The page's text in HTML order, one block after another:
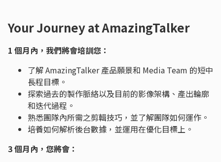
Your Journey at AmazingTalker
1 個月內，我們將會培訓您：
了解 AmazingTalker 產品願景和 Media Team 的短中
長程目標。
探索過去的製作脈絡以及目前的影像架構、產出輪廓
和迭代過程。
熟悉團隊內所需之剪輯技巧，並了解團隊如何運作。
培養如何解析後台數據，並運用在優化目標上。
3 個月內，您將會：